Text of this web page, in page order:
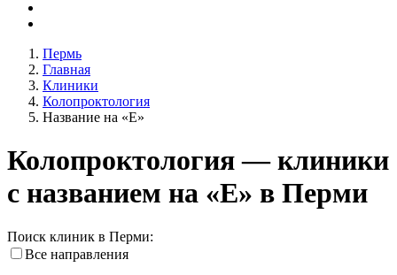
Пермь
Главная
Клиники
Колопроктология
Название на «E»
Колопроктология — клиники
с названием на «E» в Перми
Поиск клиник в Перми:
Все направления